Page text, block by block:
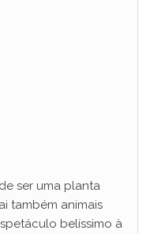
ser uma planta
também animais
belíssimo à